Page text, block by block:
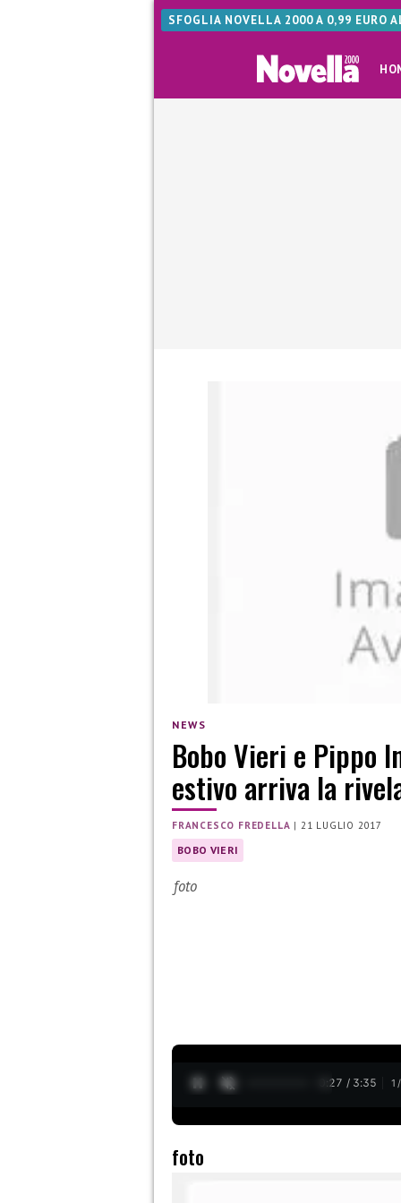
SFOGLIA NOVELLA 2000 A 0,99 EURO
NEWS
Bobo Vieri e Pippo
estivo arriva la
FRANCESCO FREDELLA | 21 LUGLIO 2017
BOBO VIERI
foto
0:28 / 3:35 1 /
foto